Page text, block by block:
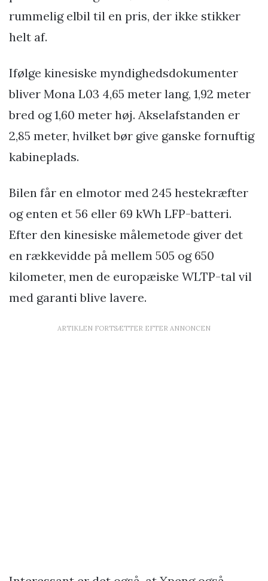
rummelig elbil til en pris, der ikke stikker
helt af.
Ifølge kinesiske myndighedsdokumenter
bliver Mona L03 4,65 meter lang, 1,92 meter
bred og 1,60 meter høj. Akselafstanden er
2,85 meter, hvilket bør give ganske fornuftig
kabineplads.
Bilen får en elmotor med 245 hestekræfter
og enten et 56 eller 69 kWh LFP-batteri.
Efter den kinesiske målemetode giver det
en rækkevidde på mellem 505 og 650
kilometer, men de europæiske WLTP-tal vil
med garanti blive lavere.
ARTIKLEN FORTSÆTTER EFTER ANNONCEN